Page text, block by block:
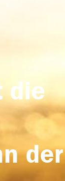
die
der